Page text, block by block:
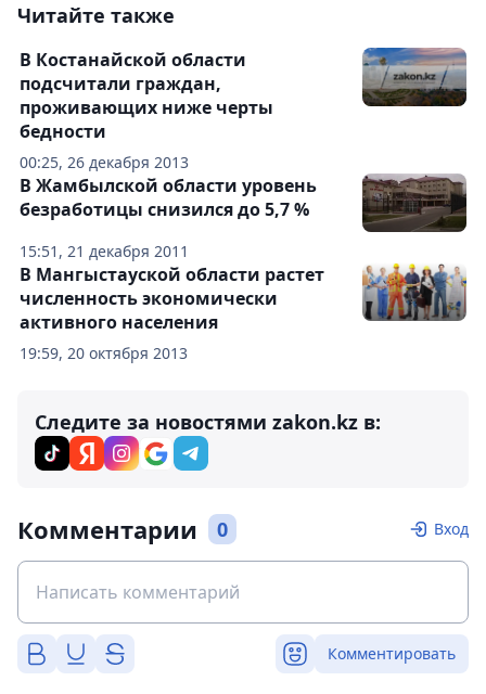
Читайте также
00:25, 26 декабря 2013
В Костанайской области
подсчитали граждан,
проживающих ниже черты
бедности
15:51, 21 декабря 2011
В Жамбылской области уровень
безработицы снизился до 5,7 %
19:59, 20 октября 2013
В Мангыстауской области растет
численность экономически
активного населения
Следите за новостями zakon.kz в:
Комментарии 0 Вход
Комментировать